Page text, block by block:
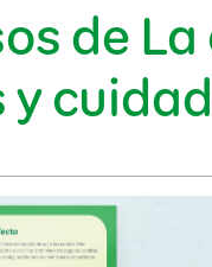
de